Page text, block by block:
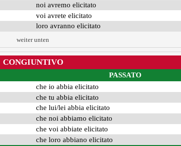
noi avremo elicitato
voi avrete elicitato
loro avranno elicitato
weiter unten
CONGIUNTIVO
PASSATO
che io abbia elicitato
che tu abbia elicitato
che lui/lei abbia elicitato
che noi abbiamo elicitato
che voi abbiate elicitato
che loro abbiano elicitato